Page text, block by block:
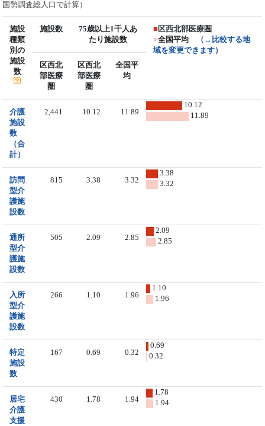
国勢調査総人口で計算）
施設
種類
別の
施設
数
施設数
75歳以上1千人あ
たり施設数
■ 区西北部医療圏
■全国平均
（→比較する地
域を変更できます）
区西北
部医療
圏
区西北
部医療
圏
全国平
均
介護
施設
数
（合
計）
2,441 10.12 11.89
10.12
11.89
訪問
型介
護施
設数
815 3.38 3.32
3.38
3.32
通所
型介
護施
設数
505 2.09 2.85
2.09
2.85
入所
型介
護施
設数
266 1.10 1.96
1.10
1.96
特定
施設
数
167 0.69 0.32
0.69
0.32
居宅
介護
支援
430 1.78 1.94
1.78
1.94